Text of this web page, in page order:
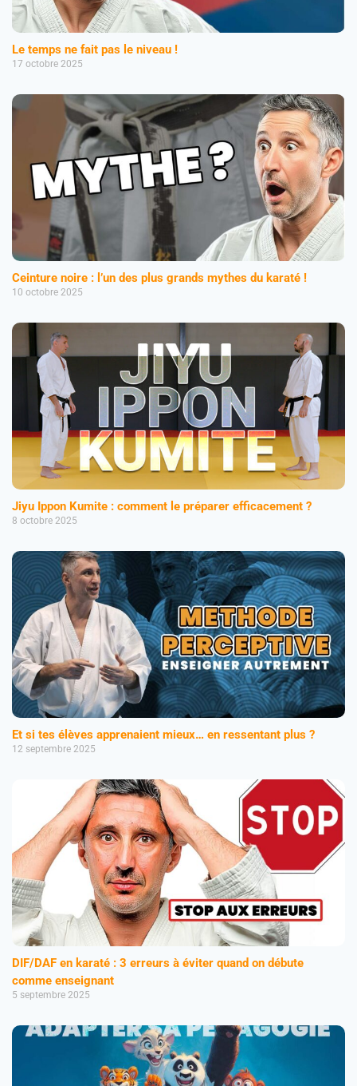
Le temps ne fait pas le niveau !
17 octobre 2025
Ceinture noire : l’un des plus grands mythes du karaté !
10 octobre 2025
Jiyu Ippon Kumite : comment le préparer efficacement ?
8 octobre 2025
Et si tes élèves apprenaient mieux… en ressentant plus ?
12 septembre 2025
DIF/DAF en karaté : 3 erreurs à éviter quand on débute
comme enseignant
5 septembre 2025